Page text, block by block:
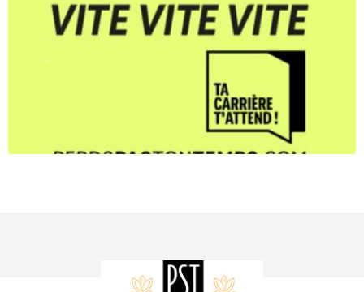
.